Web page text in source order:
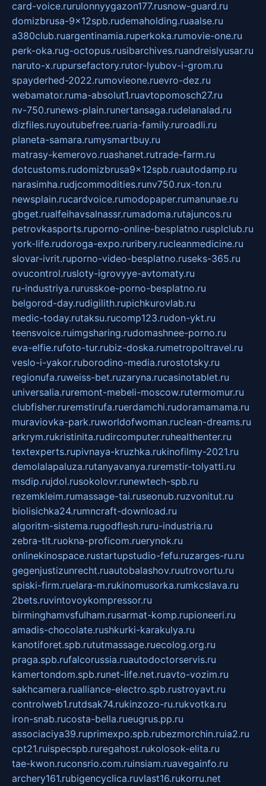
card-voice.rurulonnyygazon177.rusnow-guard.ru
domizbrusa-9x12spb.rudemaholding.ruaalse.ru
a380club.ruargentinamia.ruperkoka.rumovie-one.ru
perk-oka.rug-octopus.rusibarchives.ruandreislyusar.ru
naruto-x.rupursefactory.rutor-lyubov-i-grom.ru
spayderhed-2022.rumovieone.ruevro-dez.ru
webamator.ruma-absolut1.ruavtopomosch27.ru
nv-750.runews-plain.runertansaga.rudelanalad.ru
dizfiles.ruyoutubefree.ruaria-family.ruroadli.ru
planeta-samara.rumysmartbuy.ru
matrasy-kemerovo.ruashanet.rutrade-farm.ru
dotcustoms.rudomizbrusa9x12spb.ruautodamp.ru
narasimha.rudjcommodities.runv750.rux-ton.ru
newsplain.rucardvoice.rumodopaper.rumanunae.ru
gbget.rualfeihavsalnassr.rumadoma.rutajuncos.ru
petrovkasports.ruporno-online-besplatno.rusplclub.ru
york-life.rudoroga-expo.ruribery.rucleanmedicine.ru
slovar-ivrit.ruporno-video-besplatno.ruseks-365.ru
ovucontrol.rusloty-igrovyye-avtomaty.ru
ru-industriya.rurusskoe-porno-besplatno.ru
belgorod-day.rudigilith.rupichkurovlab.ru
medic-today.rutaksu.rucomp123.rudon-ykt.ru
teensvoice.ruimgsharing.rudomashnee-porno.ru
eva-elfie.rufoto-tur.rubiz-doska.rumetropoltravel.ru
veslo-i-yakor.ruborodino-media.rurostotsky.ru
regionufa.ruweiss-bet.ruzaryna.rucasinotablet.ru
universalia.ruremont-mebeli-moscow.rutermomur.ru
clubfisher.ruremstirufa.ruerdamchi.rudoramamama.ru
muraviovka-park.ruworldofwoman.ruclean-dreams.ru
arkrym.rukristinita.rudircomputer.ruhealthenter.ru
textexperts.rupivnaya-kruzhka.rukinofilmy-2021.ru
demolalapaluza.rutanyavanya.ruremstir-tolyatti.ru
msdip.rujdol.rusokolovr.runewtech-spb.ru
rezemkleim.rumassage-tai.ruseonub.ruzvonitut.ru
biolisichka24.rumncraft-download.ru
algoritm-sistema.rugodflesh.ruru-industria.ru
zebra-tlt.ruokna-proficom.ruerynok.ru
onlinekinospace.rustartupstudio-fefu.ruzarges-ru.ru
gegenjustizunrecht.ruautobalashov.ruutrovortu.ru
spiski-firm.ruelara-m.rukinomusorka.rumkcslava.ru
2bets.ruvintovoykompressor.ru
birminghamvsfulham.rusarmat-komp.rupioneeri.ru
amadis-chocolate.rushkurki-karakulya.ru
kanotiforet.spb.rututmassage.ruecolog.org.ru
praga.spb.rufalcorussia.ruautodoctorservis.ru
kamertondom.spb.runet-life.net.ruavto-vozim.ru
sakhcamera.rualliance-electro.spb.rustroyavt.ru
controlweb1.rutdsak74.rukinzozo-ru.rukvotka.ru
iron-snab.rucosta-bella.rueugrus.pp.ru
associaciya39.ruprimexpo.spb.rubezmorchin.ruia2.ru
cpt21.ruispecspb.ruregahost.rukolosok-elita.ru
tae-kwon.ruconsrio.com.ruinsiam.ruavegainfo.ru
archery161.rubigencyclica.ruvlast16.rukorru.net